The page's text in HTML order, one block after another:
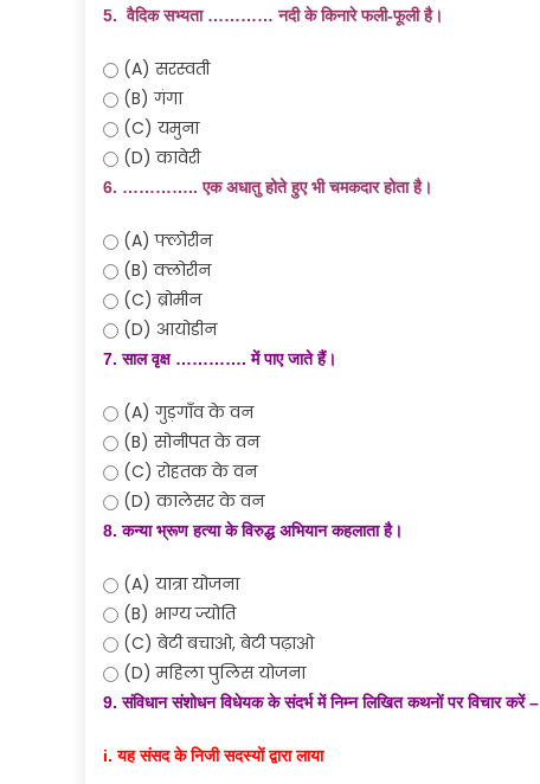
5. वैदिक सभ्यता ………… नदी के किनारे फली-फूली है।
(A) सरस्वती
(B) गंगा
(C) यमुना
(D) कावेरी
6. ………….. एक अधातु होते हुए भी चमकदार होता है।
(A) फ्लोरीन
(B) क्लोरीन
(C) ब्रोमीन
(D) आयोडीन
7. साल वृक्ष …………. में पाए जाते हैं।
(A) गुड़गाँव के वन
(B) सोनीपत के वन
(C) रोहतक के वन
(D) कालेसर के वन
8. कन्या भ्रूण हत्या के विरुद्ध अभियान कहलाता है।
(A) यात्रा योजना
(B) भाग्य ज्योति
(C) बेटी बचाओ, बेटी पढ़ाओ
(D) महिला पुलिस योजना
9. संविधान संशोधन विधेयक के संदर्भ में निम्न लिखित कथनों पर विचार करें –
i. यह संसद के निजी सदस्यों द्वारा लाया